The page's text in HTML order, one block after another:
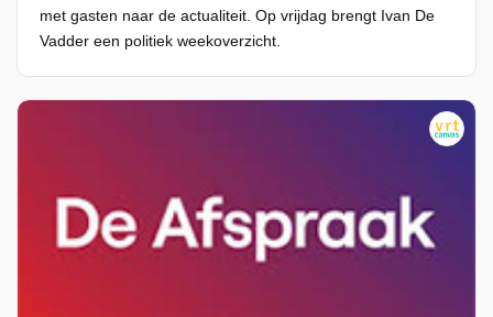
met gasten naar de actualiteit. Op vrijdag brengt Ivan De
Vadder een politiek weekoverzicht.